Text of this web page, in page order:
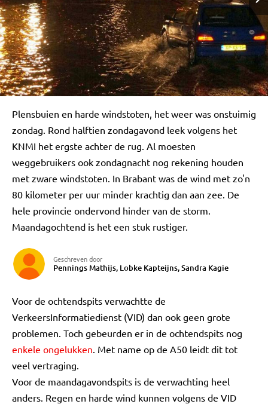
Plensbuien en harde windstoten, het weer was onstuimig
zondag. Rond halftien zondagavond leek volgens het
KNMI het ergste achter de rug. Al moesten
weggebruikers ook zondagnacht nog rekening houden
met zware windstoten. In Brabant was de wind met zo'n
80 kilometer per uur minder krachtig dan aan zee. De
hele provincie ondervond hinder van de storm.
Maandagochtend is het een stuk rustiger.
Geschreven door
Pennings Mathijs, Lobke Kapteijns, Sandra Kagie
Voor de ochtendspits verwachtte de
VerkeersInformatiedienst (VID) dan ook geen grote
problemen. Toch gebeurden er in de ochtendspits nog
enkele ongelukken. Met name op de A50 leidt dit tot
veel vertraging.
Voor de maandagavondspits is de verwachting heel
anders. Regen en harde wind kunnen volgens de VID